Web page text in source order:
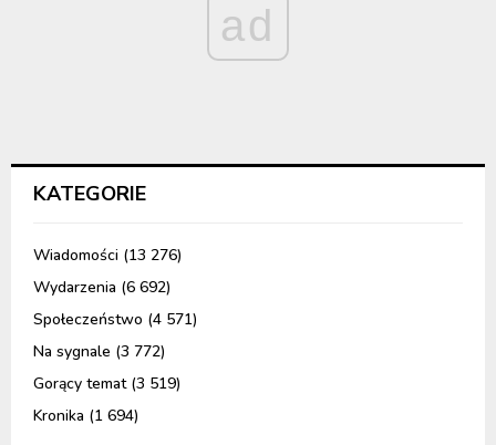
ad
KATEGORIE
Wiadomości (13 276)
Wydarzenia (6 692)
Społeczeństwo (4 571)
Na sygnale (3 772)
Gorący temat(3 519)
Kronika (1 694)